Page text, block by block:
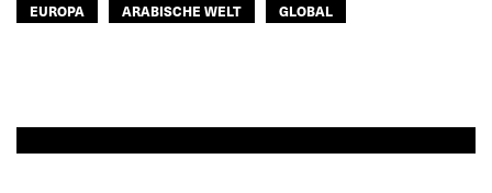
EUROPA
ARABISCHE WELT GLOBAL